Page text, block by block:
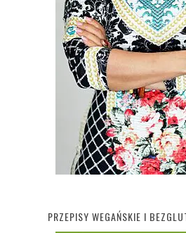
PRZEPISY WEGAŃSKIE I